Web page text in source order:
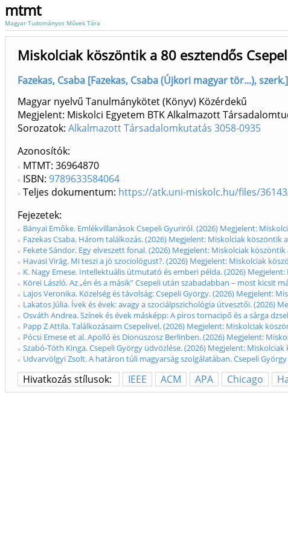
mtmt
Magyar Tudományos Művek Tára
Miskolciak köszöntik a 80 esztendős
Fazekas, Csaba [Fazekas, Csaba (Újkori magyar tör...),
Magyar nyelvű Tanulmánykötet (Könyv) Közérdekű
Megjelent: Miskolci Egyetem BTK Alkalmazott
Sorozatok: Alkalmazott Társadalomkutatás 3058-0935
Azonosítók
MTMT: 36964870
ISBN: 9789633584064
Teljes dokumentum: https://atk.uni-miskolc.hu/files/
Fejezetek
Bányai Emőke. Emlékvillanások Csepeli Gyuriról. (2026) Megjelent:
Fazekas Csaba. Három találkozás. (2026) Megjelent: Miskolciak köszöntik
Fekete Sándor. Egy elveszett fonal. (2026) Megjelent: Miskolciak
Havasi Virág. Mi teszi a jó szociológust?. (2026) Megjelent: Miskolciak
K. Nagy Emese. Intellektuális útmutató és emberi példa. (2026)
Körei László. Az „én és a másik” Csepeli után szabadabban – most kicsit
Lajos Veronika. Közelség és távolság: Csepeli György. (2026) Megjelent:
Lakatos Júlia. Ívek és évek: avagy a szociálpszichológia útvesztői. (2026)
Osváth Andrea. Színek és évek másképp: A piros tornacipő és a sárga
Papp Z Attila. Találkozásaim Csepelivel. (2026) Megjelent: Miskolciak
Pócsi Emese et al. Apolló és Dionüszosz Berlinben. (2026) Megjelent:
Szabó-Tóth Kinga. Csepeli György üdvözlése. (2026) Megjelent:
Udvarvölgyi Zsolt. A határon túli magyarság szolgálatában. Csepeli
Hivatkozás stílusok: IEEE ACM APA Chicago